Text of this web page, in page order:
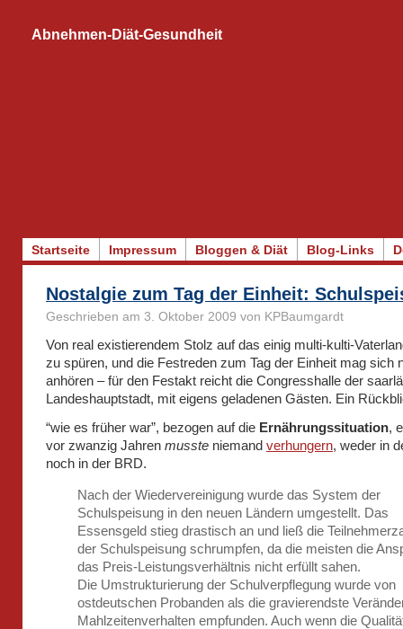
Startseite Impressum Bloggen & Diät Blog-Links
Abnehmen-Diät-Gesundheit
Nostalgie zum Tag der Einheit:
Geschrieben am 3. Oktober 2009 von KPBaumgardt
Von real existierendem Stolz auf das einig multi-kulti-
zu spüren, und die Festreden zum Tag der Einheit mag sich
anhören – für den Festakt reicht die Congresshalle der
Landeshauptstadt, mit eigens geladenen Gästen. Ein
“wie es früher war”, bezogen auf die Ernährungssituation,
vor zwanzig Jahren musste niemand verhungern, weder in
noch in der BRD.
Nach der Wiedervereinigung wurde das System der
Schulspeisung in den neuen Ländern umgestellt. Das
Essensgeld stieg drastisch an und ließ die
der Schulspeisung schrumpfen, da die meisten die
das Preis-Leistungsverhältnis nicht erfüllt sahen.
Die Umstrukturierung der Schulverpflegung wurde von
ostdeutschen Probanden als die gravierendste
Mahlzeitenverhalten empfunden. Auch wenn die